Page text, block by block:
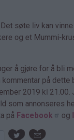
søte liv kan
og et Mummi-
å gjøre for å bli
kommentar på dette
2019 kl 21.00.
som annonseres
på Facebook og